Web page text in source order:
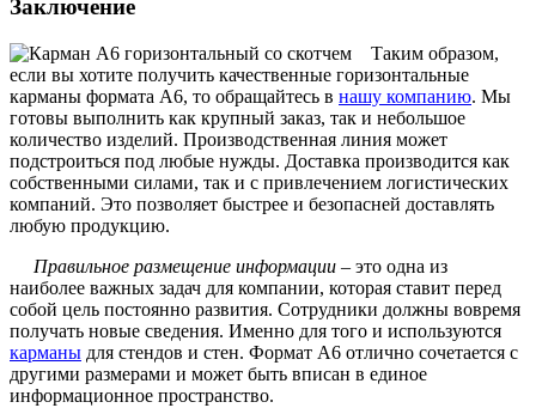
Заключение
Таким образом,
если вы хотите получить качественные горизонтальные
карманы формата А6, то обращайтесь в нашу компанию. Мы
готовы выполнить как крупный заказ, так и небольшое
количество изделий. Производственная линия может
подстроиться под любые нужды. Доставка производится как
собственными силами, так и с привлечением логистических
компаний. Это позволяет быстрее и безопасней доставлять
любую продукцию.
Правильное размещение информации – это одна из
наиболее важных задач для компании, которая ставит перед
собой цель постоянно развития. Сотрудники должны вовремя
получать новые сведения. Именно для того и используются
карманы для стендов и стен. Формат А6 отлично сочетается с
другими размерами и может быть вписан в единое
информационное пространство.